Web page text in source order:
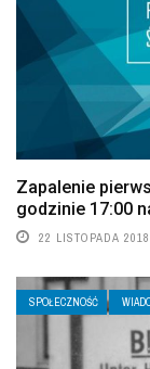
Zapalenie
godzinie 17:00
22 LISTOPADA 2018
SPOŁECZNOŚĆ